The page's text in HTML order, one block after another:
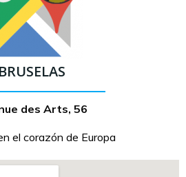
BRUSELAS
des Arts, 56
el corazón de Europa